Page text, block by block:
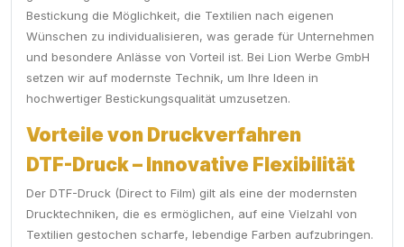
Bestickung die Möglichkeit, die Textilien nach eigenen
Wünschen zu individualisieren, was gerade für Unternehmen
und besondere Anlässe von Vorteil ist. Bei Lion Werbe GmbH
setzen wir auf modernste Technik, um Ihre Ideen in
hochwertiger Bestickungsqualität umzusetzen.
Vorteile von Druckverfahren
DTF-Druck – Innovative Flexibilität
Der DTF-Druck (Direct to Film) gilt als eine der modernsten
Drucktechniken, die es ermöglichen, auf eine Vielzahl von
Textilien gestochen scharfe, lebendige Farben aufzubringen.